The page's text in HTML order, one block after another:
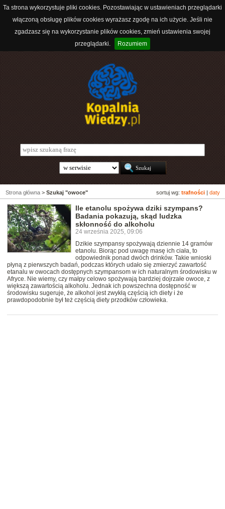
Ta strona wykorzystuje pliki cookies. Pozostawiając w ustawieniach przeglądarki
włączoną obsługę plików cookies wyrażasz zgodę na ich użycie. Jeśli nie
zgadzasz się na wykorzystanie plików cookies, zmień ustawienia swojej
przeglądarki.
Rozumiem
sortuj wg: trafności daty
Strona główna > Szukaj "owoce"
Ile etanolu spożywa dziki szympans?
Badania pokazują, skąd ludzka
skłonność do alkoholu
24 września 2025, 09:06
Dzikie szympansy spożywają dziennie 14 gramów
etanolu. Biorąc pod uwagę masę ich ciała, to
odpowiednik ponad dwóch drinków. Takie wnioski
płyną z pierwszych badań, podczas których udało się zmierzyć zawartość
etanalu w owocach dostępnych szympansom w ich naturalnym środowisku w
Afryce. Nie wiemy, czy małpy celowo spożywają bardziej dojrzałe owoce, z
większą zawartością alkoholu. Jednak ich powszechna dostępność w
środowisku sugeruje, że alkohol jest zwykłą częścią ich diety i że
prawdopodobnie był też częścią diety przodków człowieka.